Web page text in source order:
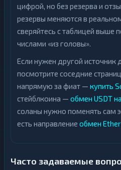
цифрой, но без резерва и
резервы меняются в
сверяйтесь с таблицей выше
числами «из головы».
Если нужен другой источник
посмотрите соседние
напрямую за фиат — купить
стейблкоина — обмен USDT
соланы нужно поменять сам
есть направление обмен
Часто задаваемые